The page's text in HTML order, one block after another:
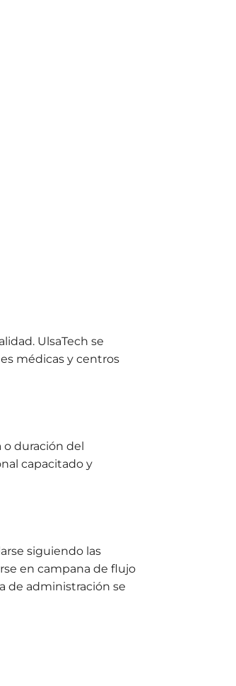
UlsaTech se
médicas y centros
duración del
capacitado y
siguiendo las
en campana de flujo
de administración se